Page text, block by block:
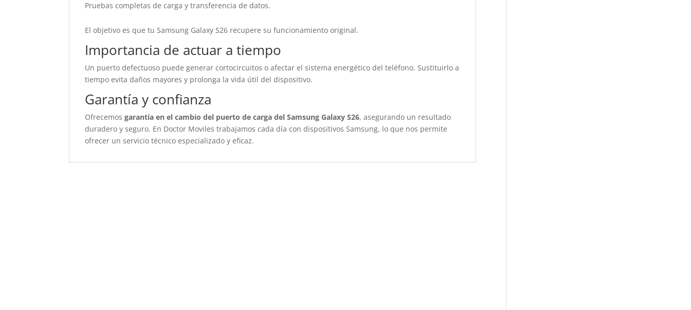
Pruebas completas de carga y transferencia de datos.
El objetivo es que tu Samsung Galaxy S26 recupere su funcionamiento original.
Importancia de actuar a tiempo
Un puerto defectuoso puede generar cortocircuitos o afectar el sistema energético del teléfono. Sustituirlo a
tiempo evita daños mayores y prolonga la vida útil del dispositivo.
Garantía y confianza
Ofrecemosgarantía en el cambio del puerto de carga del Samsung Galaxy S26, asegurando un resultado
duradero y seguro. En Doctor Moviles trabajamos cada día con dispositivos Samsung, lo que nos permite
ofrecer un servicio técnico especializado y eficaz.